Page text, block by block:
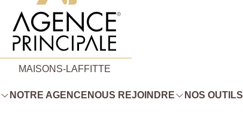
MAISONS-LAFFITTE
NOTRE AGENCE NOUS REJOINDRE NOS OUTILS